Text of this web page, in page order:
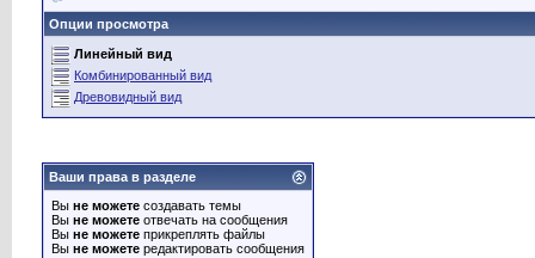
Опции просмотра
Линейный вид
Комбинированный вид
Древовидный вид
Ваши права в разделе
Вы не можете создавать темы
Вы не можете отвечать на сообщения
Вы не можете прикреплять файлы
Вы не можете редактировать сообщения